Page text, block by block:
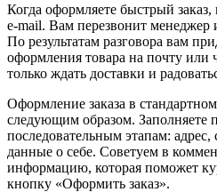
Когда оформляете быстрый
e-mail. Вам перезвонит менеджер
По результатам разговора вам
оформления товара на почту или
только ждать доставки и
Оформление заказа в
следующим образом. Заполняете
последовательным этапам:
данные о себе. Советуем в
информацию, которая поможет
кнопку «Оформить заказ».